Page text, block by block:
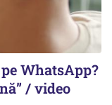
WhatsApp?
/ video